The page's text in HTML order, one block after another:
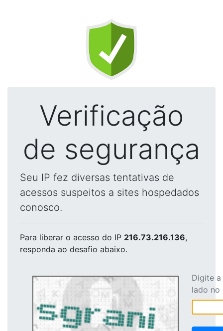
Verificação
de segurança
Seu IP fez diversas tentativas de
acessos suspeitos a sites hospedados
conosco.
Para liberar o acesso do IP 216.73.216.136,
responda ao desafio abaixo.
Digite
lado no